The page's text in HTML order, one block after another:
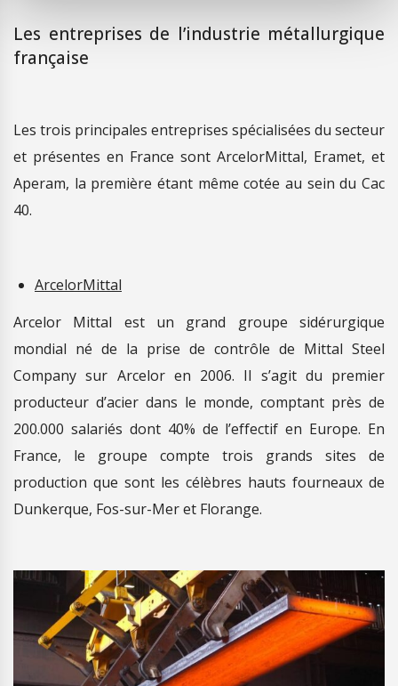
Les entreprises de l’industrie métallurgique
française
Les trois principales entreprises spécialisées du secteur
et présentes en France sont ArcelorMittal, Eramet, et
Aperam, la première étant même cotée au sein du Cac
40.
ArcelorMittal
Arcelor Mittal est un grand groupe sidérurgique
mondial né de la prise de contrôle de Mittal Steel
Company sur Arcelor en 2006. Il s’agit du premier
producteur d’acier dans le monde, comptant près de
200.000 salariés dont 40% de l’effectif en Europe. En
France, le groupe compte trois grands sites de
production que sont les célèbres hauts fourneaux de
Dunkerque, Fos-sur-Mer et Florange.